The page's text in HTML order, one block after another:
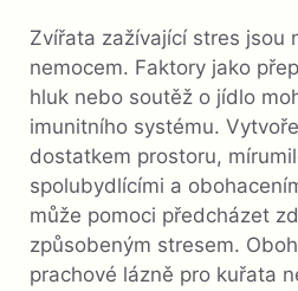
Zvířata zažívající stres jsou
nemocem. Faktory jako
hluk nebo soutěž o jídlo
imunitního systému.
dostatkem prostoru,
spolubydlícími a
může pomoci předcházet
způsobeným stresem.
prachové lázně pro kuřata